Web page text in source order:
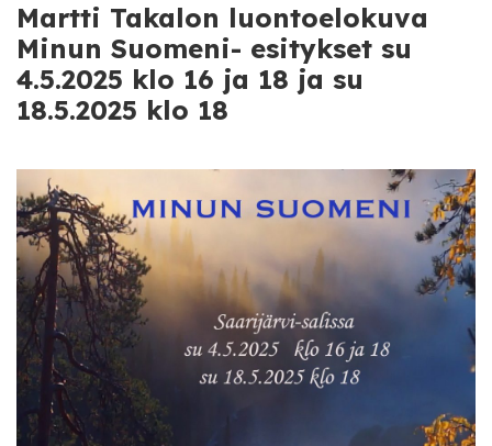
Martti Takalon luontoelokuva
Minun Suomeni- esitykset su
4.5.2025 klo 16 ja 18 ja su
18.5.2025 klo 18